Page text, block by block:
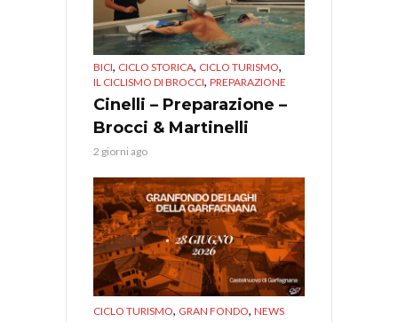
BICI, CICLO STORICA, CICLO TURISMO,
IL CICLISMO DI BROCCI, PREPARAZIONE
Cinelli – Preparazione –
Brocci & Martinelli
2 giorni ago
CICLO TURISMO, GRAN FONDO, NEWS